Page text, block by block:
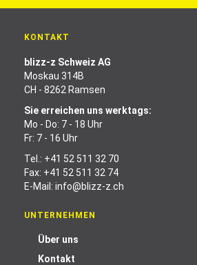
KONTAKT
blizz-z Schweiz AG
Moskau 314B
CH - 8262 Ramsen
Sie erreichen uns werktags:
Mo - Do: 7 - 18 Uhr
Fr: 7 - 16 Uhr
Tel.: +41 52 511 32 70
Fax: +41 52 511 32 74
E-Mail: info@blizz-z.ch
UNTERNEHMEN
Über uns
Kontakt